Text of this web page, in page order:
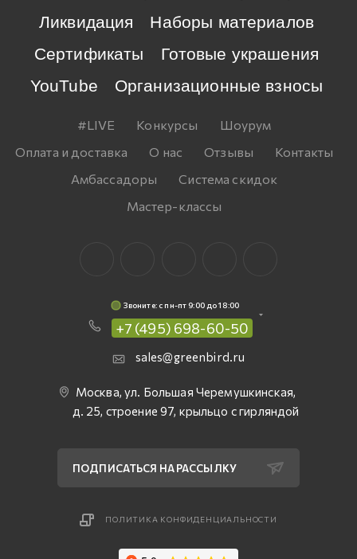
Ликвидация
Наборы материалов
Сертификаты
Готовые украшения
YouTube
Организационные взносы
#LIVE Конкурсы
Шоурум
Оплата и доставка
О нас Отзывы
Контакты
Амбассадоры
Система скидок
Мастер-классы
Звоните: c пн-пт 9:00 до 18:00
+7 (495) 698-60-50
sales@greenbird.ru
Москва, ул. Большая Черемушкинская,
д. 25, строение 97, крыльцо с гирляндой
ПОДПИСАТЬСЯ НА РАССЫЛКУ
ПОЛИТИКА КОНФИДЕНЦИАЛЬНОСТИ